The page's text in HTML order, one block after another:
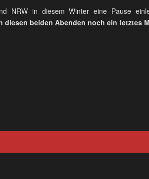
NRW in diesem Winter eine Pause
beiden Abenden noch ein letztes